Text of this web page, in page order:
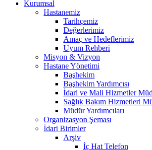
Kurumsal
Hastanemiz
Tarihçemiz
Değerlerimiz
Amaç ve Hedeflerimiz
Uyum Rehberi
Misyon & Vizyon
Hastane Yönetimi
Başhekim
Başhekim Yardımcısı
İdari ve Mali Hizmetler
Sağlık Bakım Hizmetleri
Müdür Yardımcıları
Organizasyon Şeması
İdari Birimler
Arşiv
İç Hat Telefon